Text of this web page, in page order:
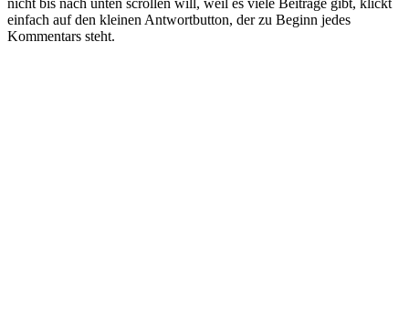
einfach auf den kleinen Antwortbutton, der zu Beginn jedes
Kommentars steht.